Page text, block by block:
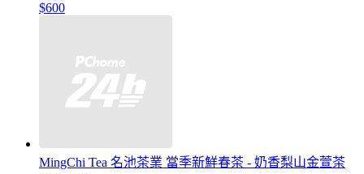
$600
MingChi Tea 名池茶業 當季新鮮春茶 - 奶香梨山金萱茶